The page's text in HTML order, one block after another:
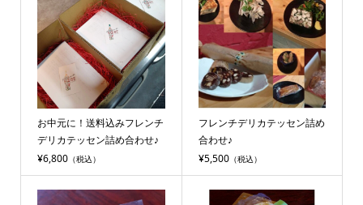
お中元に！送料込みフレンチ
デリカテッセン詰め合わせ♪
¥6,800（税込）
フレンチデリカテッセン詰め
合わせ♪
¥5,500（税込）